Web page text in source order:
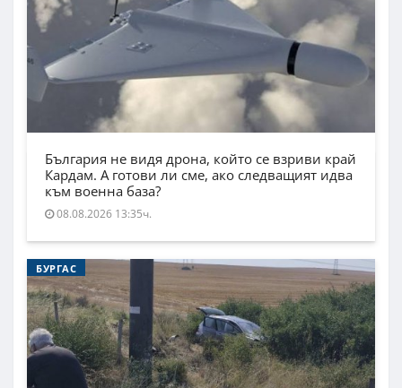
България не видя дрона, който се взриви край
Кардам. А готови ли сме, ако следващият идва
към военна база?
08.08.2026 13:35ч.
БУРГАС